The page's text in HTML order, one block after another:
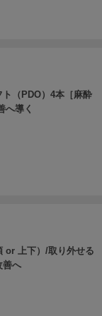
ト（PDO）4本［麻酔
へ導く
or 上下）/取り外せる
善へ